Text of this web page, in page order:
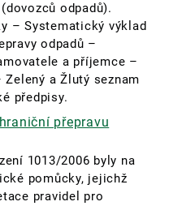
odpadů).
– Systematický výklad
odpadů –
a příjemce –
a Žlutý seznam
předpisy.
přepravu
1013/2006 byly na
pomůcky, jejichž
pravidel pro